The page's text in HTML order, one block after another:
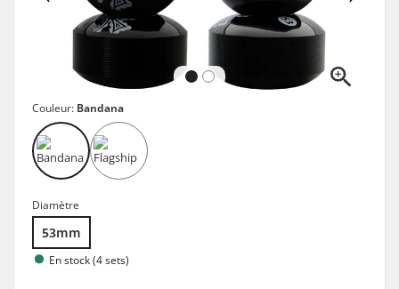
Couleur: Bandana
Diamètre
53mm
En stock (4 sets)